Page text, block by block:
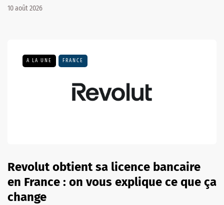
10 août 2026
A LA UNE FRANCE
Revolut obtient sa licence bancaire
en France : on vous explique ce que ça
change